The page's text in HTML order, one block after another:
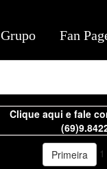
Clique aqui e fale
Primeira
1
Grupo Fan